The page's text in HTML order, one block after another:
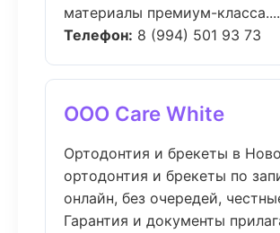
материалы премиум-класса....
Телефон: 8 (994) 501 93 73
ООО Care White
Ортодонтия и брекеты в
ортодонтия и брекеты по
онлайн, без очередей,
Гарантия и документы